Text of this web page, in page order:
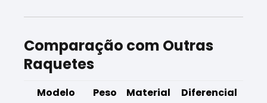
Comparação com Outras
Raquetes
Modelo Peso Material
Diferencial